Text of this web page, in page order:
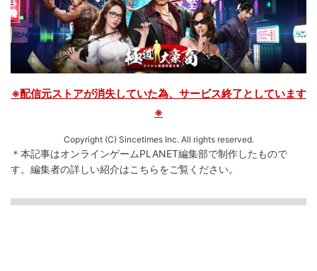
※配信元ストアが消失していた為、サービス終了としています
※
Copyright (C) Sincetimes Inc. All rights reserved.
＊本記事はオンラインゲームPLANET編集部で制作したもので
す。 編集者の詳しい紹介はこちらをご覧ください。